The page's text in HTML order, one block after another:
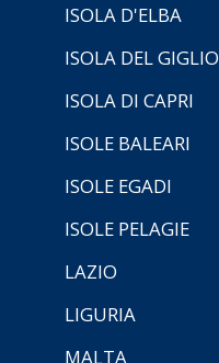
ISOLA D'ELBA
ISOLA DEL GIGLIO
ISOLA DI CAPRI
ISOLE BALEARI
ISOLE EGADI
ISOLE PELAGIE
LAZIO
LIGURIA
MALTA